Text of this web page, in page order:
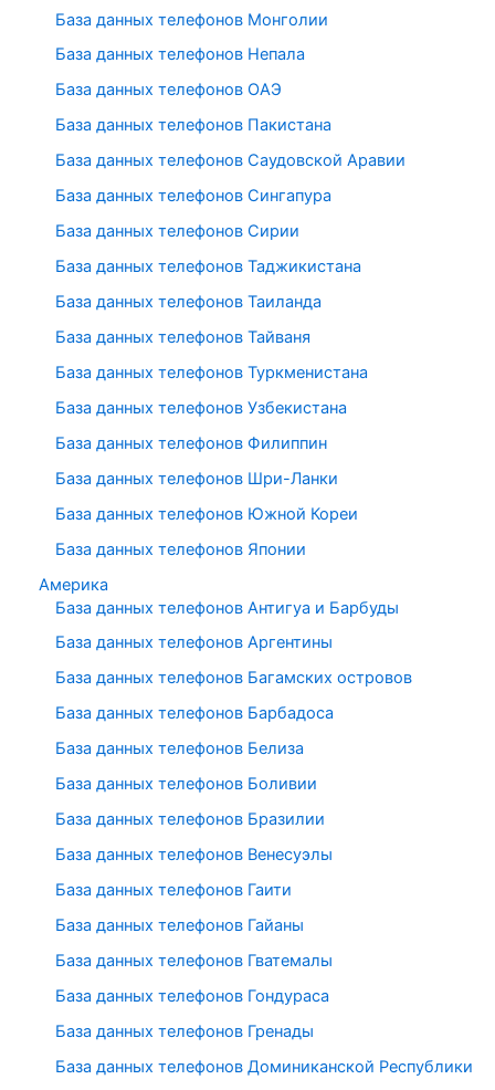
База данных телефонов Монголии
База данных телефонов Непала
База данных телефонов ОАЭ
База данных телефонов Пакистана
База данных телефонов Саудовской Аравии
База данных телефонов Сингапура
База данных телефонов Сирии
База данных телефонов Таджикистана
База данных телефонов Таиланда
База данных телефонов Тайваня
База данных телефонов Туркменистана
База данных телефонов Узбекистана
База данных телефонов Филиппин
База данных телефонов Шри-Ланки
База данных телефонов Южной Кореи
База данных телефонов Японии
Америка
База данных телефонов Антигуа и Барбуды
База данных телефонов Аргентины
База данных телефонов Багамских островов
База данных телефонов Барбадоса
База данных телефонов Белиза
База данных телефонов Боливии
База данных телефонов Бразилии
База данных телефонов Венесуэлы
База данных телефонов Гаити
База данных телефонов Гайаны
База данных телефонов Гватемалы
База данных телефонов Гондураса
База данных телефонов Гренады
База данных телефонов Доминиканской Республики